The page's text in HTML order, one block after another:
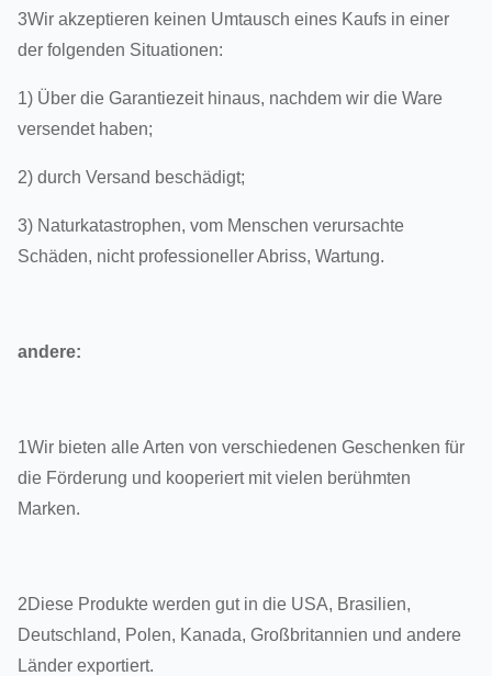
3Wir akzeptieren keinen Umtausch eines Kaufs in einer
der folgenden Situationen:
1) Über die Garantiezeit hinaus, nachdem wir die Ware
versendet haben;
2) durch Versand beschädigt;
3) Naturkatastrophen, vom Menschen verursachte
Schäden, nicht professioneller Abriss, Wartung.
andere:
1Wir bieten alle Arten von verschiedenen Geschenken für
die Förderung und kooperiert mit vielen berühmten
Marken.
2Diese Produkte werden gut in die USA, Brasilien,
Deutschland, Polen, Kanada, Großbritannien und andere
Länder exportiert.